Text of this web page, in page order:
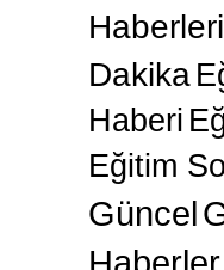
Haberleri
Dakika
Haberi
Eğitim
Güncel